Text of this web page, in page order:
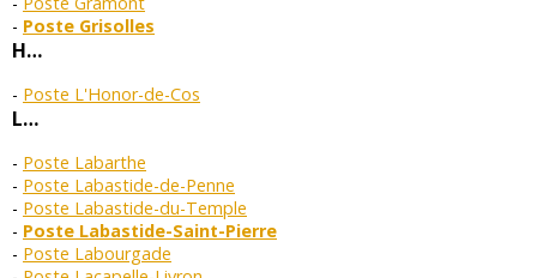
Poste Grisolles
H…
Poste L'Honor-de-Cos
L…
Poste Labarthe
Poste Labastide-de-Penne
Poste Labastide-du-Temple
Poste Labastide-Saint-Pierre
Poste Labourgade